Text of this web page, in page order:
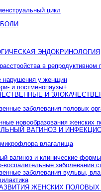
цикл
ЭНДОКРИНОЛОГИЯ
в репродуктивном
нарушения у женщин
и постменопаузы+
И
заболевания половых
новообразования женских
ВАГИНОЗ И
влагалища
вагиноз и клинические
заболевания
заболевания вульвы,
ЖЕНСКИХ ПОЛОВЫХ